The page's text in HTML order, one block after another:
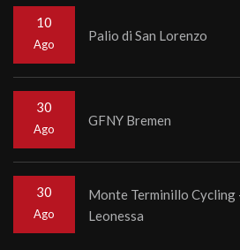
10
Ago
Palio di San Lorenzo
30
Ago
GFNY Bremen
30
Ago
Monte Terminillo
Leonessa